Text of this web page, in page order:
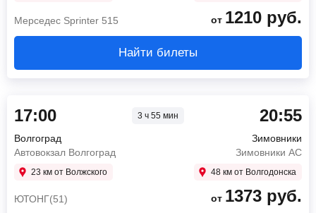
Мерседес Sprinter 515 от 1210 руб.
Найти билеты
17:00 3 ч 55 мин
Волгоград
Автовокзал Волгоград
23 км от Волжского
20:55
Зимовники
Зимовники АС
48 км от Волгодонска
ЮТОНГ(51) от 1373 руб.